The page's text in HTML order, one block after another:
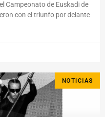
Campeonato de Euskadi de
con el triunfo por delante
NOTICIAS